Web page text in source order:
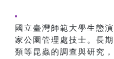
國立臺灣師範大學生態
家公園管理處技士。長
類等昆蟲的調查與研究